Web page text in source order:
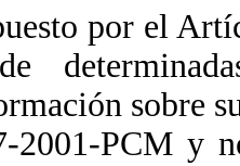
por el
sobre
2001-PCM y